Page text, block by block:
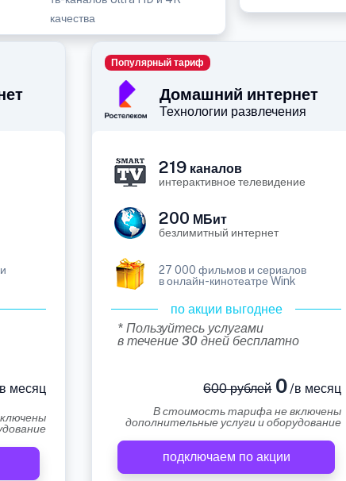
качества
месяц
Домашний интернет
Технологии развлечения
Популярный тариф
219 каналов
интерактивное телевидение
200 МБит
безлимитный интернет
27 000 фильмов и сериалов
в онлайн-кинотеатре Wink
по акции выгоднее
* Пользуйтесь услугами
в течение 30 дней бесплатно
600 рублей0/в месяц
В стоимость тарифа не включены
дополнительные услуги и оборудование
подключаем по акции